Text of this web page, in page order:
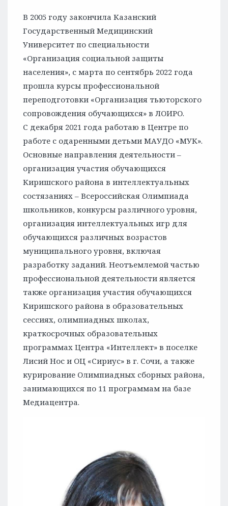
В 2005 году закончила Казанский
Государственный Медицинский
Университет по специальности
«Организация социальной защиты
населения», с марта по сентябрь 2022 года
прошла курсы профессиональной
переподготовки «Организация тьюторского
сопровождения обучающихся» в ЛОИРО.
С декабря 2021 года работаю в Центре по
работе с одаренными детьми МАУДО «МУК».
Основные направления деятельности –
организация участия обучающихся
Киришского района в интеллектуальных
состязаниях – Всероссийская Олимпиада
школьников, конкурсы различного уровня,
организация интеллектуальных игр для
обучающихся различных возрастов
муниципального уровня, включая
разработку заданий. Неотъемлемой частью
профессиональной деятельности является
также организация участия обучающихся
Киришского района в образовательных
сессиях, олимпиадных школах,
краткосрочных образовательных
программах Центра «Интеллект» в поселке
Лисий Нос и ОЦ «Сириус» в г. Сочи, а также
курирование Олимпиадных сборных района,
занимающихся по 11 программам на базе
Медиацентра.